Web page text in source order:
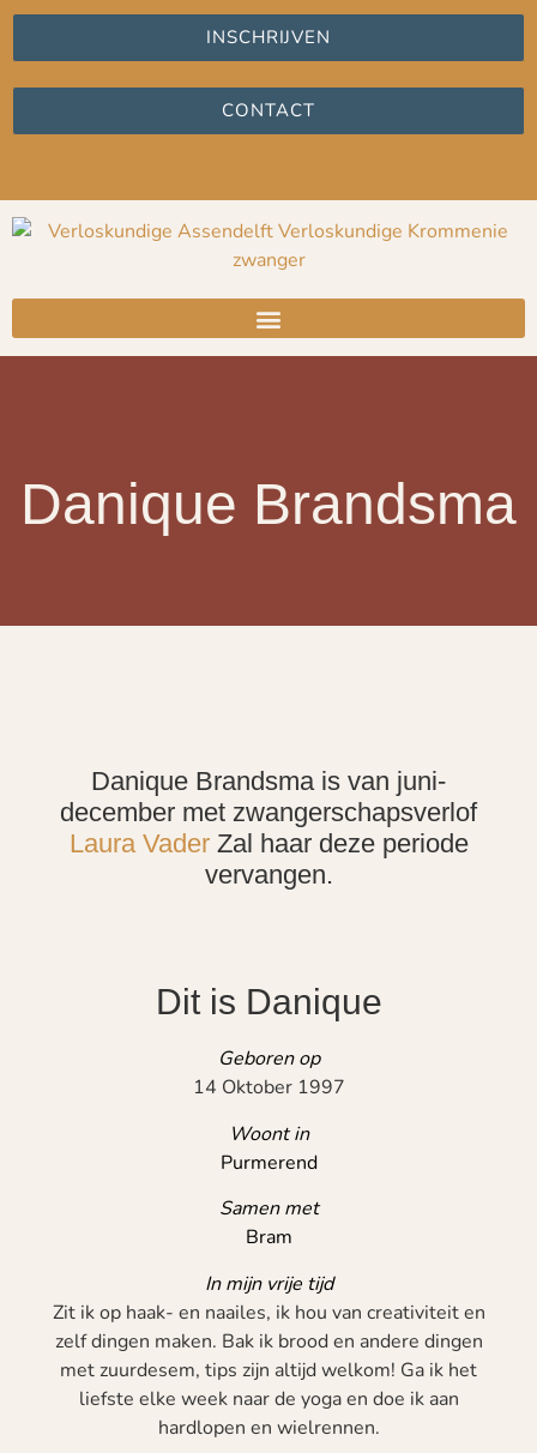
INSCHRIJVEN
CONTACT
Danique Brandsma
Danique Brandsma is van juni-
december met zwangerschapsverlof
Laura VaderZal haar deze periode
vervangen.
Dit is Danique
Geboren op
14 Oktober 1997
Woont in
Purmerend
Samen met
Bram
In mijn vrije tijd
Zit ik op haak- en naailes, ik hou van creativiteit en
zelf dingen maken. Bak ik brood en andere dingen
met zuurdesem, tips zijn altijd welkom! Ga ik het
liefste elke week naar de yoga en doe ik aan
hardlopen en wielrennen.